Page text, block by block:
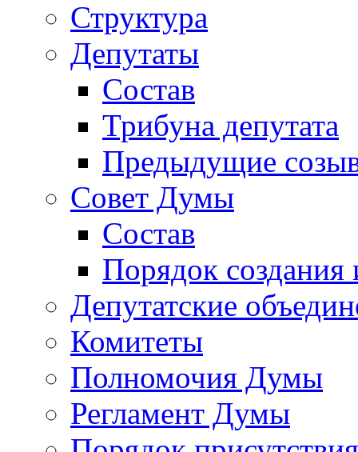
Структура
Депутаты
Состав
Трибуна депутата
Предыдущие
Совет Думы
Состав
Порядок создания
Депутатские
Комитеты
Полномочия Думы
Регламент Думы